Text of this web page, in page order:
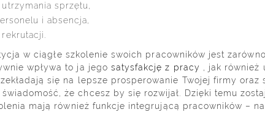
sprzętu,
i absencja,
ciągłe szkolenie swoich pracowników jest zarówno
wpływa to ja jego satysfakcję z pracy
, jak również
się na lepsze prosperowanie Twojej firmy
że chcesz by się rozwijał. Dzięki temu
mają również funkcje integrującą pracowników –